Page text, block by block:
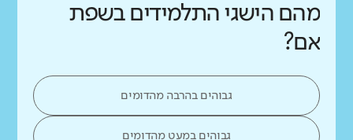
מהם הישגי התלמידים בשפת
אם?
גבוהים בהרבה מהדומים
גבוהים במעט מהדומים